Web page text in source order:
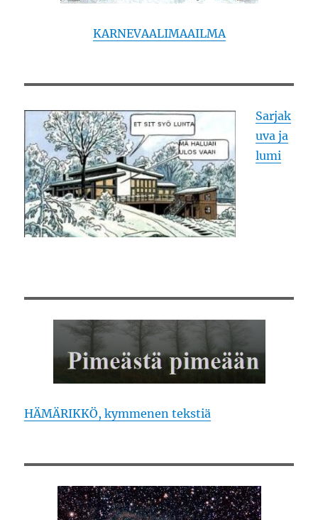
KARNEVAALIMAAILMA
Sarjak
uva ja
lumi
HÄMÄRIKKÖ, kymmenen tekstiä